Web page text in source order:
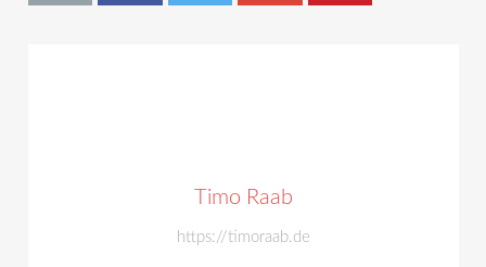
Timo Raab
https://timoraab.de